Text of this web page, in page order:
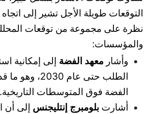
التوقعات طويلة الأجل تشير إلى
نظرة على مجموعة من توقعات
والمؤسسات:
وأشار معهد الفضة إلى إمكانية
الطلب حتى عام
الفضة فوق المتوسطات التاريخية.
أشارت بلومبرج إنتليجنس إلى أن